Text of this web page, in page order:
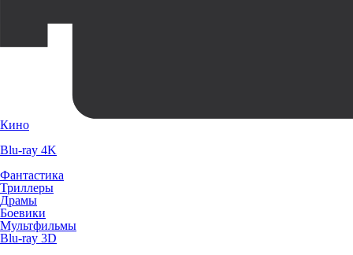
Кино
Blu-ray 4K
Фантастика
Триллеры
Драмы
Боевики
Мультфильмы
Blu-ray 3D